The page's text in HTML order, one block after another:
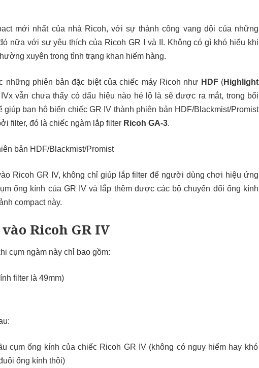
mới nhất của nhà Ricoh, với sự thành công vang dội của những
nữa với sự yêu thích của Ricoh GR I và II. Không có gì khó hiểu khi
xuyên trong tình trạng khan hiếm hàng.
những phiên bản đặc biệt của chiếc máy Ricoh như HDF(Highlight
vẫn chưa thấy có dấu hiệu nào hé lộ là sẽ được ra mắt, trong bối
giúp bạn hô biến chiếc GR IV thành phiên bản HDF/Blackmist/Promist
filter, đó là chiếc ngàm lắp filter Ricoh GA-3.
Ricoh GR IV, không chỉ giúp lắp filter để người dùng chơi hiệu ứng
ống kính của GR IV và lắp thêm được các bộ chuyển đổi ống kính
compact này.
Ricoh GR IV
cụm ngàm này chỉ bao gồm:
filter là 49mm)
cụm ống kính của chiếc Ricoh GR IV (không có nguy hiểm hay khó
ống kính thôi)